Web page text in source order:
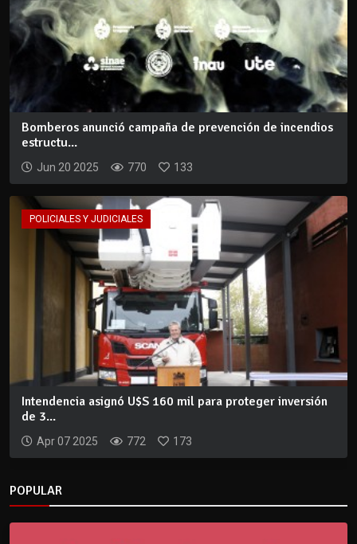
Bomberos anunció campaña de prevención de incendios
estructu...
Jun 20 2025 770 133
POLICIALES Y JUDICIALES
Intendencia asignó U$S 160 mil para proteger inversión
de 3...
Apr 07 2025 772 173
POPULAR